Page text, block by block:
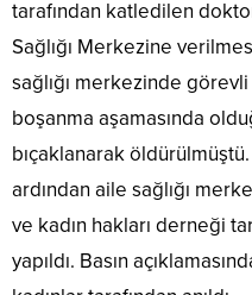
tarafından katledilen
Sağlığı Merkezine
sağlığı merkezinde
boşanma aşamasında
bıçaklanarak
ardından aile sağlığı
ve kadın hakları derneği
yapıldı. Basın